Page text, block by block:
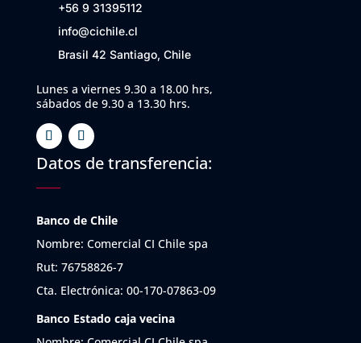
+56 9 31395112
info@cichile.cl
Brasil 42 Santiago, Chile
Lunes a viernes 9.30 a 18.00 hrs,
sábados de 9.30 a 13.30 hrs.
Datos de transferencia:
Banco de Chile
Nombre: Comercial CI Chile spa
Rut: 76758826-7
Cta. Electrónica: 00-170-07863-09
Banco Estado caja vecina